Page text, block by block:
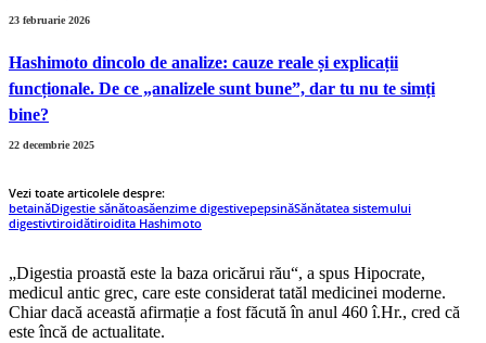
23 februarie 2026
Hashimoto dincolo de analize: cauze reale și explicații
funcționale. De ce „analizele sunt bune”, dar tu nu te simți
bine?
22 decembrie 2025
Vezi toate articolele despre:
betainăDigestie sănătoasăenzime digestivepepsinăSănătatea sistemului
digestivtiroidătiroidita Hashimoto
„Digestia proastă este la baza oricărui rău“, a spus Hipocrate,
medicul antic grec, care este considerat tatăl medicinei moderne.
Chiar dacă această afirmație a fost făcută în anul 460 î.Hr., cred că
este încă de actualitate.